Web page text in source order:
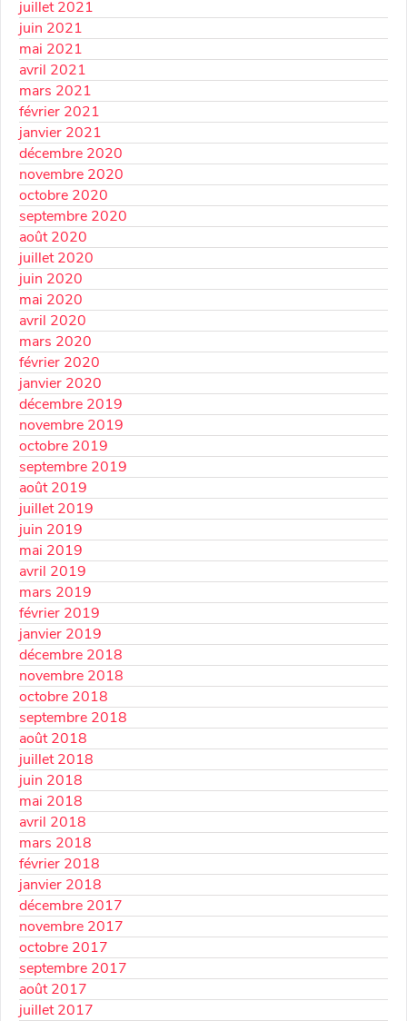
juillet 2021
juin 2021
mai 2021
avril 2021
mars 2021
février 2021
janvier 2021
décembre 2020
novembre 2020
octobre 2020
septembre 2020
août 2020
juillet 2020
juin 2020
mai 2020
avril 2020
mars 2020
février 2020
janvier 2020
décembre 2019
novembre 2019
octobre 2019
septembre 2019
août 2019
juillet 2019
juin 2019
mai 2019
avril 2019
mars 2019
février 2019
janvier 2019
décembre 2018
novembre 2018
octobre 2018
septembre 2018
août 2018
juillet 2018
juin 2018
mai 2018
avril 2018
mars 2018
février 2018
janvier 2018
décembre 2017
novembre 2017
octobre 2017
septembre 2017
août 2017
juillet 2017